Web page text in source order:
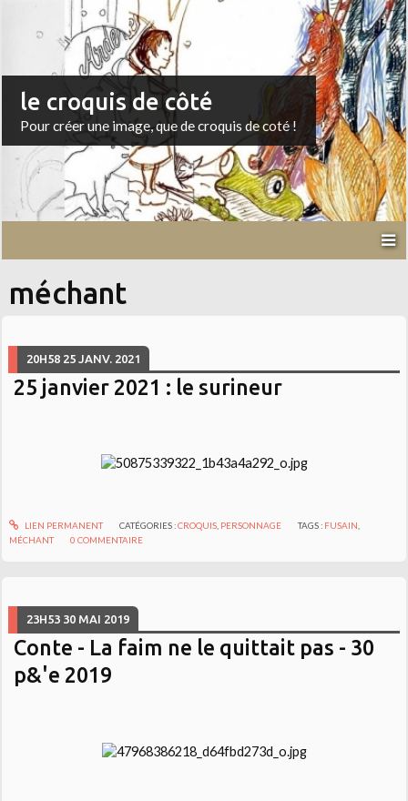
le croquis de côté
Pour créer une image, que de croquis de coté !
méchant
20H58 25 JANV. 2021
25 janvier 2021 : le surineur
LIEN PERMANENT CATÉGORIES :CROQUIS, PERSONNAGE TAGS : FUSAIN
MÉCHANT
0 COMMENTAIRE
23H53 30 MAI 2019
Conte - La faim ne le quittait pas - 30
p&'e 2019